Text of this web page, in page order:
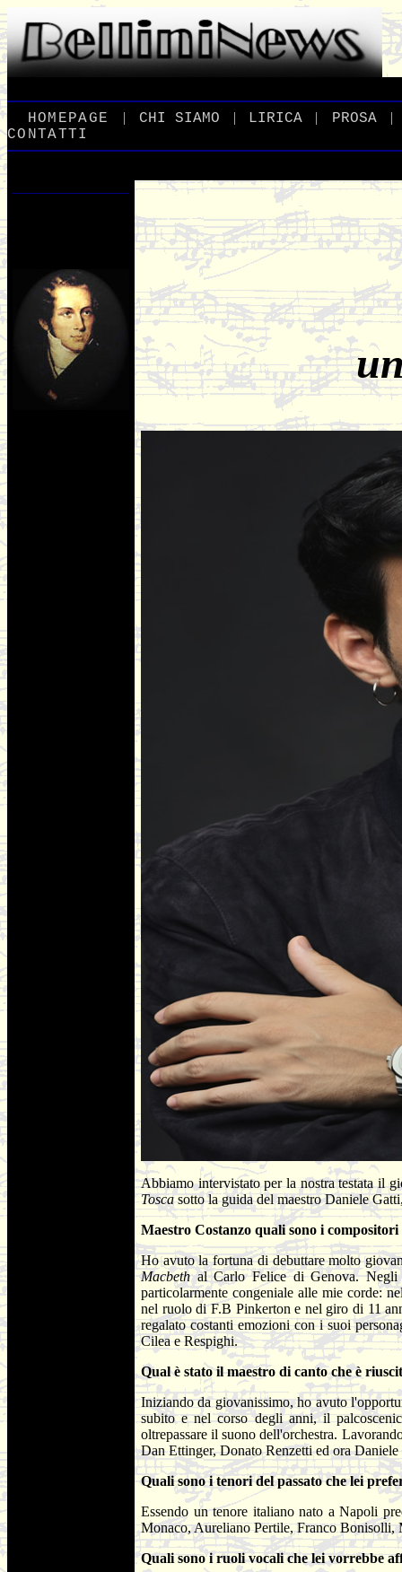
HOMEPAGE | CHI _SIAMO | LIRICA | PROSA_ |
CONTATTI
Abbiamo intervistato per la nostra testata il
Toscasotto la guida del maestro Daniele
Maestro Costanzo quali sono i
Ho avuto la fortuna di debuttare molto
Macbethal Carlo Felice di Genova. Negli
particolarmente congeniale alle mie corde:
nel ruolo di F.B Pinkerton e nel giro di 11
regalato costanti emozioni con i suoi
Cilea e Respighi.
Qual è stato il maestro di canto che è
Iniziando da giovanissimo, ho avuto
subito e nel corso degli anni, il
oltrepassare il suono dell'orchestra.
Dan Ettinger, Donato Renzetti ed ora
Quali sono i tenori del passato che lei
Essendo un tenore italiano nato a Napoli
Monaco, Aureliano Pertile, Franco
Quali sono i ruoli vocali che lei vorrebbe